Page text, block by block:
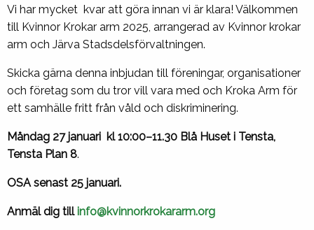
Vi har mycket kvar att göra innan vi är klara! Välkommen
till Kvinnor Krokar arm 2025, arrangerad av Kvinnor krokar
arm och Järva Stadsdelsförvaltningen.
Skicka gärna denna inbjudan till föreningar, organisationer
och företag som du tror vill vara med och Kroka Arm för
ett samhälle fritt från våld och diskriminering.
Måndag 27 januari kl 10:00–11.30 Blå Huset i Tensta,
Tensta Plan 8.
OSA senast 25 januari.
Anmäldig till info@kvinnorkrokararm.org